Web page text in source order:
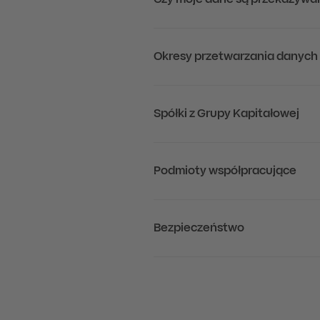
Okresy przetwarzania danych
Spółki z Grupy Kapitałowej
Podmioty współpracujące
Bezpieczeństwo